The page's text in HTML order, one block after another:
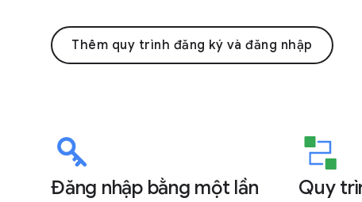
Thêm quy trình đăng ký và đăng nhập
Đăng nhập bằng một lần
Quy